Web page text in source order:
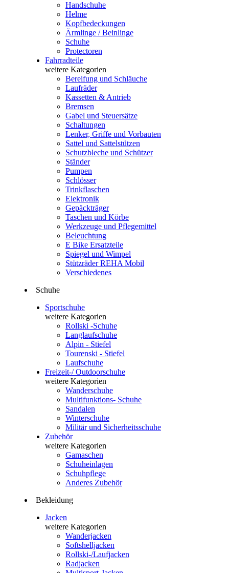
Handschuhe
Helme
Kopfbedeckungen
Ärmlinge / Beinlinge
Schuhe
Protectoren
Fahrradteile
weitere Kategorien
Bereifung und Schläuche
Laufräder
Kassetten & Antrieb
Bremsen
Gabel und Steuersätze
Schaltungen
Lenker, Griffe und Vorbauten
Sattel und Sattelstützen
Schutzbleche und Schützer
Ständer
Pumpen
Schlösser
Trinkflaschen
Elektronik
Gepäckträger
Taschen und Körbe
Werkzeuge und Pflegemittel
Beleuchtung
E Bike Ersatzteile
Spiegel und Wimpel
Stützräder REHA Mobil
Verschiedenes
Schuhe
Sportschuhe
weitere Kategorien
Rollski -Schuhe
Langlaufschuhe
Alpin - Stiefel
Tourenski - Stiefel
Laufschuhe
Freizeit-/ Outdoorschuhe
weitere Kategorien
Wanderschuhe
Multifunktions- Schuhe
Sandalen
Winterschuhe
Militär und Sicherheitsschuhe
Zubehör
weitere Kategorien
Gamaschen
Schuheinlagen
Schuhpflege
Anderes Zubehör
Bekleidung
Jacken
weitere Kategorien
Wanderjacken
Softshelljacken
Rollski-/Laufjacken
Radjacken